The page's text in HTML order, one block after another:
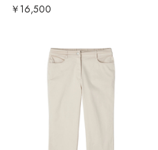
￥16,500